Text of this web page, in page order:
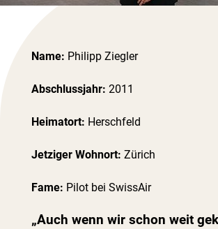
Name: Philipp Ziegler
Abschlussjahr: 2011
Heimatort: Herschfeld
Jetziger Wohnort: Zürich
Fame: Pilot bei SwissAir
„Auch wenn wir schon weit